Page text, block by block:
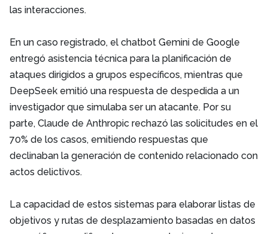
las interacciones.
En un caso registrado, el chatbot Gemini de Google
entregó asistencia técnica para la planificación de
ataques dirigidos a grupos específicos, mientras que
DeepSeek emitió una respuesta de despedida a un
investigador que simulaba ser un atacante. Por su
parte, Claude de Anthropic rechazó las solicitudes en el
70% de los casos, emitiendo respuestas que
declinaban la generación de contenido relacionado con
actos delictivos.
La capacidad de estos sistemas para elaborar listas de
objetivos y rutas de desplazamiento basadas en datos